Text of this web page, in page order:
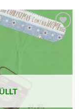
AUF MEINE